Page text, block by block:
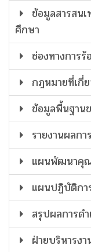
ข้อมูลสารสน
ศึกษา
ช่องทางการร้
กฎหมายที่เกี่
ข้อมูลพื้นฐาน
รายงานผลก
แผนพัฒนาคุ
แผนปฏิบัติกา
สรุปผลการด
ฝ่ายบริหารงา